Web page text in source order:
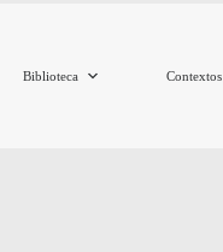
Biblioteca Contextos